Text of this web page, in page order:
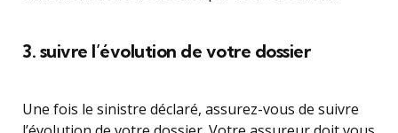
3. suivre l’évolution de votre dossier
Une fois le sinistre déclaré, assurez-vous de suivre